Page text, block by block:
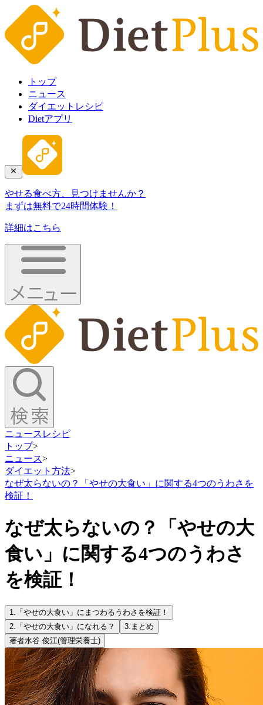
トップ
ニュース
ダイエットレシピ
Dietアプリ
やせる食べ方、見つけませんか？
まずは無料で24時間体験！
詳細はこちら
ニュース レシピ
トップ>
ニュース>
ダイエット方法>
なぜ太らないの？「やせの大食い」に関する4つのうわさを
検証！
なぜ太らないの？「やせの大
食い」に関する4つのうわさ
を検証！
1. 「やせの大食い」にまつわるうわさを検証！
2. 「やせの大食い」になれる？ 3. まとめ
著者水谷 俊江(管理栄養士)